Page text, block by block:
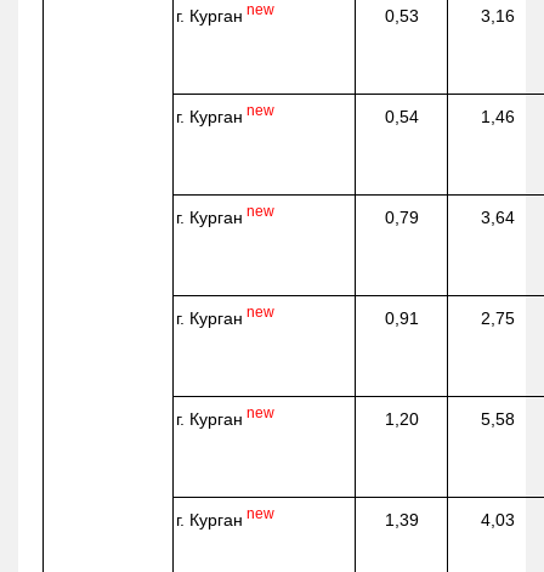
г. Курган new 0,53 3,16
г. Курган new 0,54 1,46
г. Курган new 0,79 3,64
г. Курган new 0,91 2,75
г. Курган new 1,20 5,58
г. Курган new 1,39 4,03